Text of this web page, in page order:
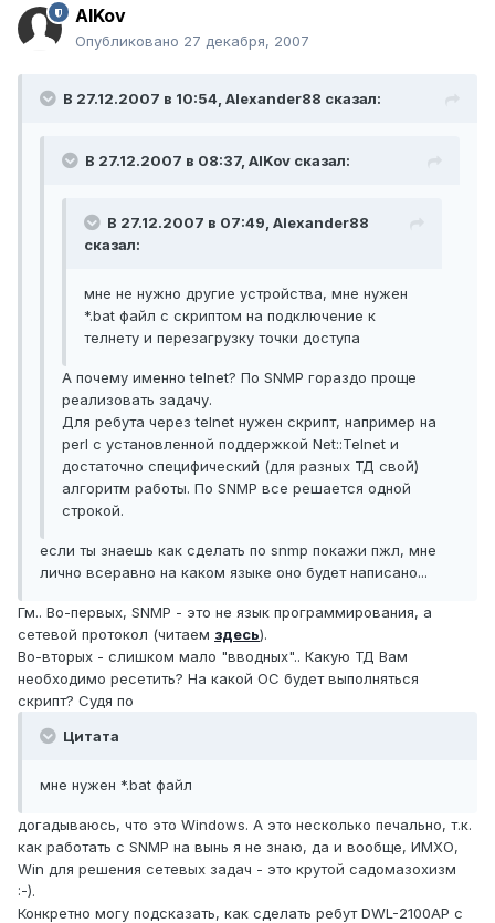
AlKov
Опубликовано 27 декабря, 2007
В 27.12.2007 в 10:54, Alexander88 сказал:
В 27.12.2007 в 08:37, AlKov сказал:
В 27.12.2007 в 07:49, Alexander88
сказал:
мне не нужно другие устройства, мне нужен
*.bat файл с скриптом на подключение к
телнету и перезагрузку точки доступа
А почему именно telnet? По SNMP гораздо проще
реализовать задачу.
Для ребута через telnet нужен скрипт, например на
perl с установленной поддержкой Net::Telnet и
достаточно специфический (для разных ТД свой)
алгоритм работы. По SNMP все решается одной
строкой.
если ты знаешь как сделать по snmp покажи пжл, мне
лично всеравно на каком языке оно будет написано...
Гм.. Во-первых, SNMP - это не язык программирования, а
сетевой протокол (читаем здесь).
Во-вторых - слишком мало "вводных".. Какую ТД Вам
необходимо ресетить? На какой ОС будет выполняться
скрипт? Судя по
Цитата
мне нужен *.bat файл
догадываюсь, что это Windows. А это несколько печально, т.к.
как работать с SNMP на вынь я не знаю, да и вообще, ИМХО,
Win для решения сетевых задач - это крутой садомазохизм
:-).
Конкретно могу подсказать, как сделать ребут DWL-2100AP с